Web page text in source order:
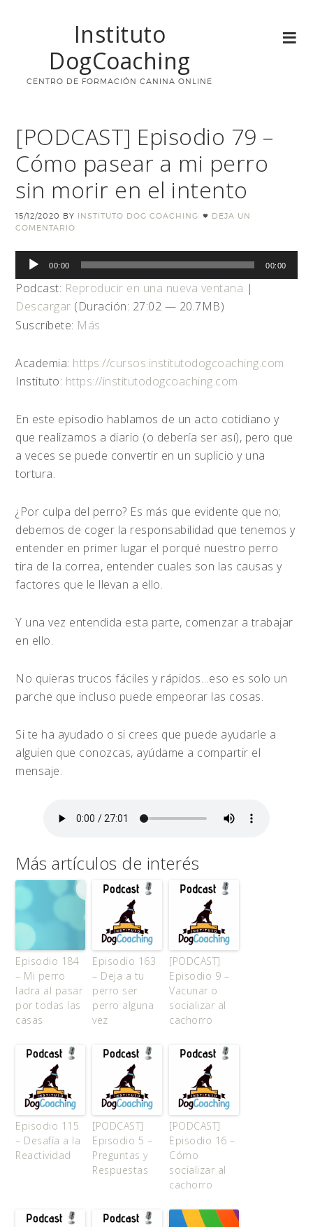
Instituto
DogCoaching
CENTRO DE FORMACIÓN CANINA ONLINE
[PODCAST] Episodio 79 –
Cómo pasear a mi perro
sin morir en el intento
15/12/2020 BY INSTITUTO DOG COACHING
DEJA UN
COMENTARIO
Reproductor
de
audio
00:00 00:00
Podcast: Reproducir en una nueva ventana |
Descargar (Duración: 27:02 — 20.7MB)
Suscríbete: Más
Academia: https://cursos.institutodogcoaching.com
Instituto: https://institutodogcoaching.com
En este episodio hablamos de un acto cotidiano y
que realizamos a diario (o debería ser así), pero que
a veces se puede convertir en un suplicio y una
tortura.
¿Por culpa del perro? Es más que evidente que no;
debemos de coger la responsabilidad que tenemos y
entender en primer lugar el porqué nuestro perro
tira de la correa, entender cuales son las causas y
factores que le llevan a ello.
Y una vez entendida esta parte, comenzar a trabajar
en ello.
No quieras trucos fáciles y rápidos…eso es solo un
parche que incluso puede empeorar las cosas.
Si te ha ayudado o si crees que puede ayudarle a
alguien que conozcas, ayúdame a compartir el
mensaje.
Más artículos de interés
Episodio 184
– Mi perro
ladra al pasar
por todas las
casas
Episodio 163
– Deja a tu
perro ser
perro alguna
vez
[PODCAST]
Episodio 9 –
Vacunar o
socializar al
cachorro
Episodio 115
– Desafía a la
Reactividad
[PODCAST]
Episodio 5 –
Preguntas y
Respuestas
[PODCAST]
Episodio 16 –
Cómo
socializar al
cachorro